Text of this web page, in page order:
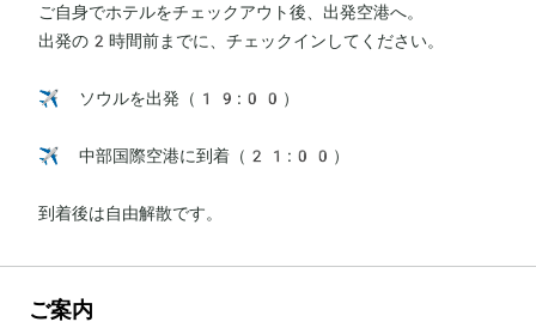
ご自身でホテルをチェックアウト後、出発空港へ。
出発の2時間前までに、チェックインしてください。
✈️ ソウルを出発（19:00）
✈️ 中部国際空港に到着（21:00）
到着後は自由解散です。
ご案内